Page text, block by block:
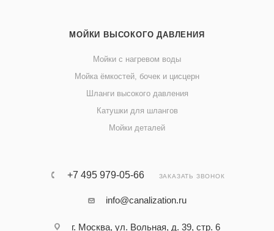
МОЙКИ ВЫСОКОГО ДАВЛЕНИЯ
Мойки с нагревом воды
Мойка ёмкостей, бочек и цисцерн
Шланги высокого давления
Катушки для шлангов
Мойки деталей
+7 495 979-05-66 ЗАКАЗАТЬ ЗВОНОК
info@canalization.ru
г. Москва, ул. Вольная, д. 39, стр. 6